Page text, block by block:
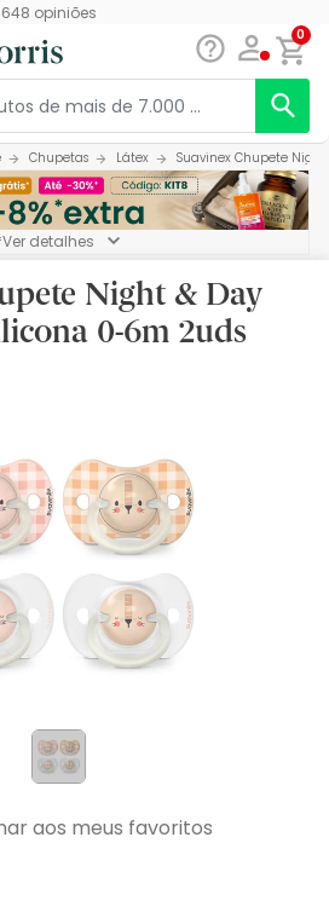
648 opiniões
0
Chupetas Látex Suavinex Chupete
detalhes
Night & Day
0-6m 2uds
aos meus favoritos